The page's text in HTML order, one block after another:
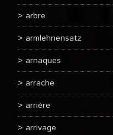
arbre
armlehnensatz
arnaques
arrache
arrière
arrivage